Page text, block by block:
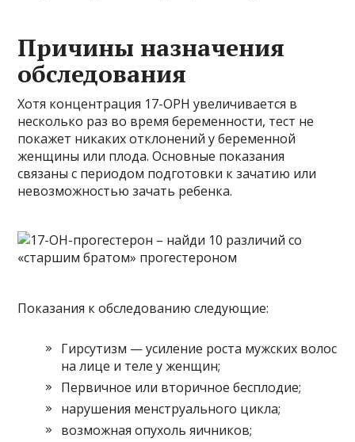
Причины назначения
обследования
Хотя концентрация 17-OPH увеличивается в
несколько раз во время беременности, тест не
покажет никаких отклонений у беременной
женщины или плода. Основные показания
связаны с периодом подготовки к зачатию или
невозможностью зачать ребенка.
Показания к обследованию следующие:
Гирсутизм — усиление роста мужских волос
на лице и теле у женщин;
Первичное или вторичное бесплодие;
нарушения менструального цикла;
возможная опухоль яичников;